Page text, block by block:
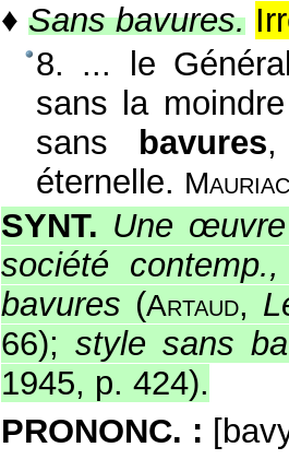
♦ Sans bavures.
8. ... le
sans la
sans bavures,
éternelle. Mauriac
SYNT. Une
société contemp.,
bavures (Artaud,
66); style sans
1945, p. 424).
PRONONC. :